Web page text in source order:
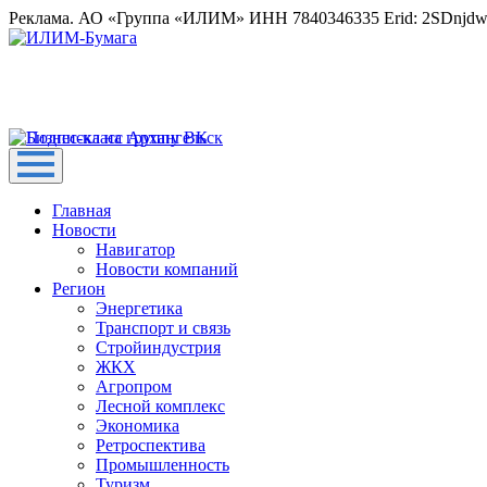
Реклама. АО «Группа «ИЛИМ» ИНН 7840346335 Erid:
Главная
Новости
Навигатор
Новости компаний
Регион
Энергетика
Транспорт и связь
Стройиндустрия
ЖКХ
Агропром
Лесной комплекс
Экономика
Ретроспектива
Промышленность